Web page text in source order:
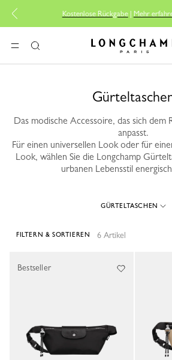
Kostenlose Rückgabe|Mehr erfahren
MENÜSuche Longchamp - Home
Das modische Accessoire, das sich dem
anpasst.
Für einen universellen Look oder für
Look, wählen Sie die Longchamp
urbanen Lebensstil
GÜRTELTASCHEN
6 Artikel
FILTERN & SORTIEREN
Bestseller